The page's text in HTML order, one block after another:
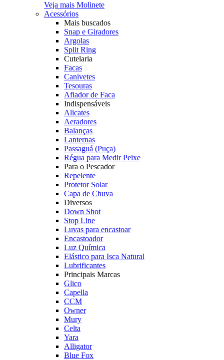
Veja mais Molinete
Acessórios
Mais buscados
Snap e Giradores
Argolas
Split Ring
Cutelaria
Facas
Canivetes
Tesouras
Afiador de Faca
Indispensáveis
Alicates
Aeradores
Balanças
Lanternas
Passaguá (Puça)
Régua para Medir Peixe
Para o Pescador
Repelente
Protetor Solar
Capa de Chuva
Diversos
Down Shot
Stop Line
Luvas para encastoar
Encastoador
Luz Química
Elástico para Isca Natural
Lubrificantes
Principais Marcas
Glico
Capella
CCM
Owner
Mury
Celta
Yara
Alligator
Blue Fox